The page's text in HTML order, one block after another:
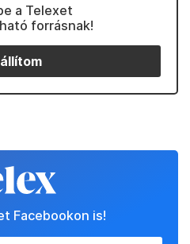
a Telexet
forrásnak!
Facebookon is!